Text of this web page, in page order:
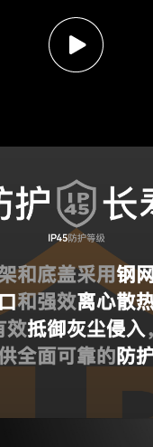
和底盖采用钢
和强效离心散
效抵御灰尘侵入，
全面可靠的防